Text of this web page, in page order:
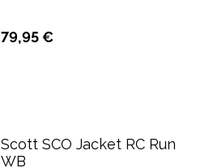
79,95 €
Scott SCO Jacket RC Run
WB